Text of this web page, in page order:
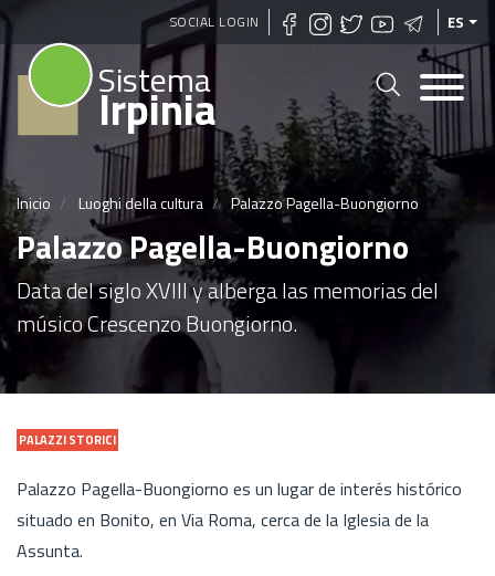
Pasar
al
principal
SOCIAL LOGIN ES
Sistema
Irpinia
Inicio Luoghi della cultura Palazzo Pagella-Buongiorno
Palazzo Pagella-Buongiorno
Data del siglo XVIII y alberga las memorias del
músico Crescenzo Buongiorno.
PALAZZI STORICI
Palazzo Pagella-Buongiorno es un lugar de interés histórico
situado en Bonito, en Via Roma, cerca de la Iglesia de la
Assunta.